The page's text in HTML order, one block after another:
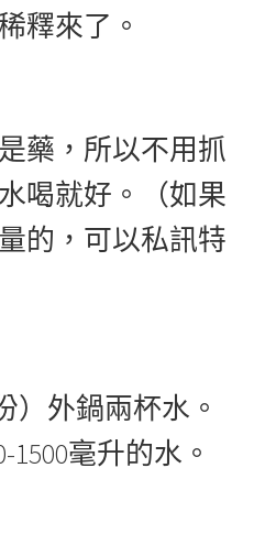
釋來了。
藥，所以不用抓
喝就好。（如果
的，可以私訊特
）外鍋兩杯水。
1500毫升的水。